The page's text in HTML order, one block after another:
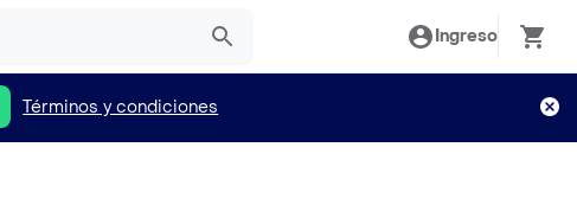
Ingreso
Términos y condiciones